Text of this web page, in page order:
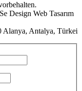
Design Web Tasarım
Alanya, Antalya, Türkei